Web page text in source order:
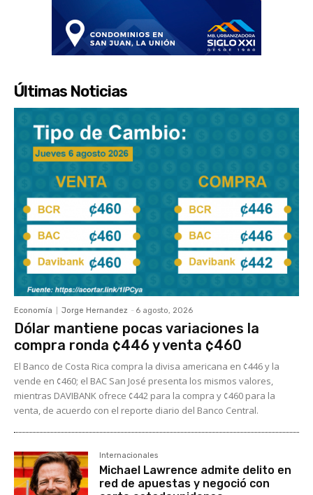
Últimas Noticias
Economía Jorge Hernandez - 6 agosto, 2026
Dólar mantiene pocas variaciones la
compra ronda ¢446 y venta ¢460
El Banco de Costa Rica compra la divisa americana en ¢446 y la
vende en ¢460; el BAC San José presenta los mismos valores,
mientras DAVIBANK ofrece ¢442 para la compra y ¢460 para la
venta, de acuerdo con el reporte diario del Banco Central.
Internacionales
Michael Lawrence admite delito en
red de apuestas y negoció con